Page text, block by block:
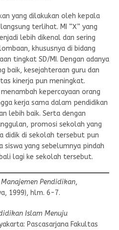
yang dilakukan oleh kepala
terlihat. MI “X” yang
lebih dikenal dan sering
khususnya di bidang
tingkat SD/MI. Dengan adanya
baik, kesejahteraan guru dan
kinerja pun meningkat.
kepercayaan orang
kerja sama dalam pendidikan
lebih baik. Serta dengan
promosi sekolah yang
didik di sekolah tersebut pun
siswa yang sebelumnya pindah
lagi ke sekolah tersebut.
Pendidikan,
1999), hlm. 6-7.
Islam Menuju
Pascasarjana Fakultas